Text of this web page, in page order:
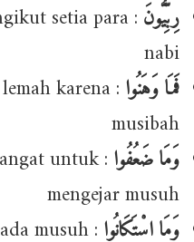
رِبِّيُّونَ setia para
nabi
فَمَا وَهَنُوا karena
musibah
وَمَا ضَعُفُوا untuk
mengejar musuh
وَمَا اسْتَكَانُوا : tidak tunduk kepada musuh